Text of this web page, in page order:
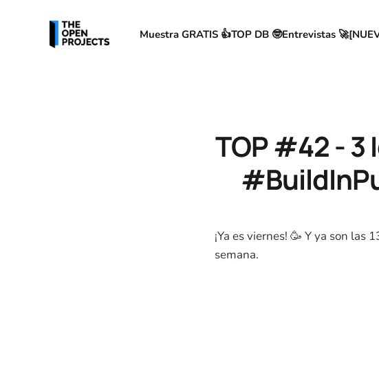
Muestra GRATIS 👍TOP DB 🤓Entrevistas 🚀
TOP #42 - 3
¡Ya es viernes! 🥳 Y ya son las
semana.